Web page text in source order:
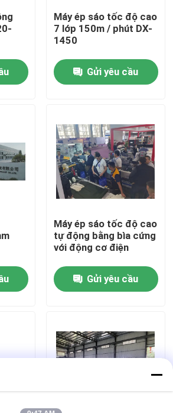
nhà máy
Máy ép sáo tốc độ cao
7 lớp 150m / phút DX-
1450
Gửi yêu cầu
Máy ép sáo tốc độ cao
tự động bằng bìa cứng
với động cơ điện
Gửi yêu cầu